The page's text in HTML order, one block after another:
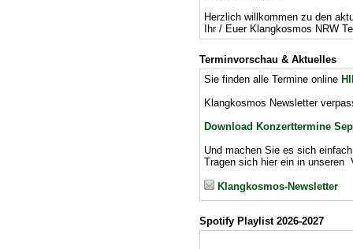
Herzlich willkommen zu den
Ihr / Euer Klangkosmos NRW
Terminvorschau & Aktuelles
Sie finden alle Termine online
Klangkosmos Newsletter
Download Konzerttermine
Und machen Sie es sich
Tragen sich hier ein in unseren
Klangkosmos-Newsletter
Spotify Playlist 2026-2027